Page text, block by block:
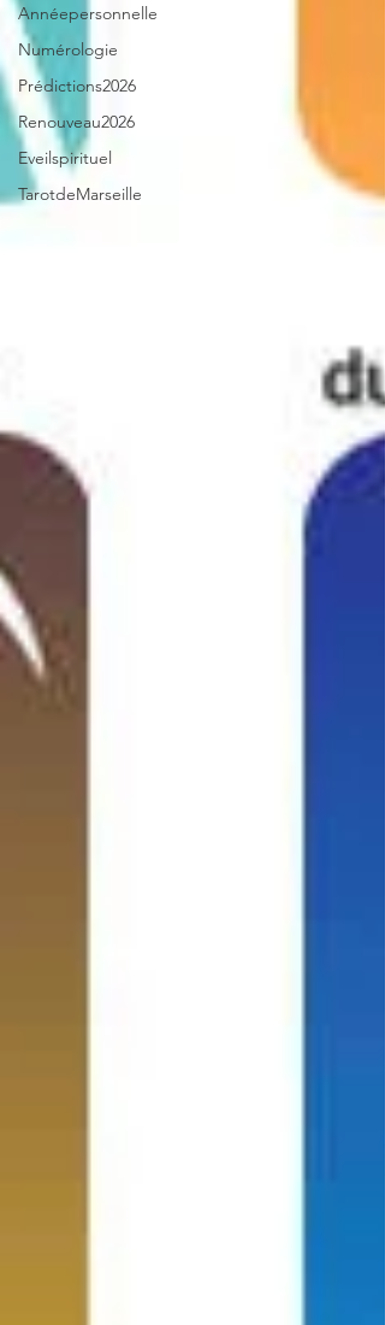
Annéepersonnelle
Numérologie
Prédictions2026
Renouveau2026
Eveilspirituel
TarotdeMarseille